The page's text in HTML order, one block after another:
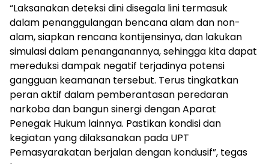
“Laksanakan deteksi dini disegala lini termasuk
dalam penanggulangan bencana alam dan non-
alam, siapkan rencana kontijensinya, dan lakukan
simulasi dalam penanganannya, sehingga kita dapat
mereduksi dampak negatif terjadinya potensi
gangguan keamanan tersebut. Terus tingkatkan
peran aktif dalam pemberantasan peredaran
narkoba dan bangun sinergi dengan Aparat
Penegak Hukum lainnya. Pastikan kondisi dan
kegiatan yang dilaksanakan pada UPT
Pemasyarakatan berjalan dengan kondusif”, tegas